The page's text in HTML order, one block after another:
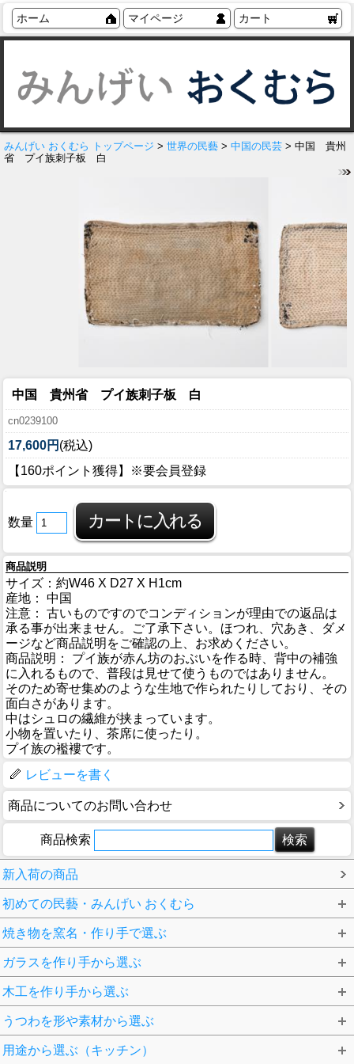
ホーム マイページ カート
みんげい おくむら トップページ > 世界の民藝 > 中国の民芸 > 中国 貴州
省 プイ族刺子板 白
中国 貴州省 プイ族刺子板 白
cn0239100
17,600円 (税込)
【160ポイント獲得】※要会員登録
数量
商品説明
サイズ：約W46 X D27 X H1cm
産地： 中国
注意： 古いものですのでコンディションが理由での返品は
承る事が出来ません。ご了承下さい。ほつれ、穴あき、ダメ
ージなど商品説明をご確認の上、お求めください。
商品説明： プイ族が赤ん坊のおぶいを作る時、背中の補強
に入れるもので、普段は見せて使うものではありません。
そのため寄せ集めのような生地で作られたりしており、その
面白さがあります。
中はシュロの繊維が挟まっています。
小物を置いたり、茶席に使ったり。
プイ族の襤褸です。
レビューを書く
商品についてのお問い合わせ
商品検索
新入荷の商品
初めての民藝・みんげい おくむら
焼き物を窯名・作り手で選ぶ
ガラスを作り手から選ぶ
木工を作り手から選ぶ
うつわを形や素材から選ぶ
用途から選ぶ（キッチン）